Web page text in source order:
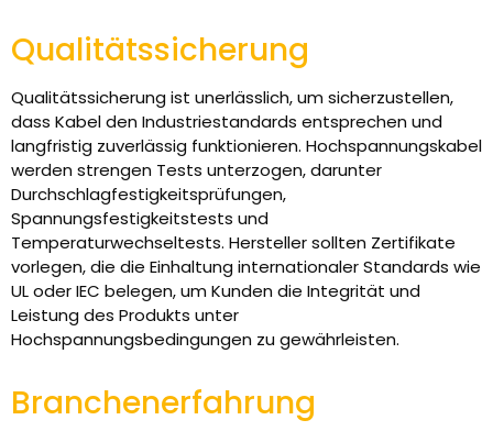
Qualitätssicherung
Qualitätssicherung ist unerlässlich, um sicherzustellen,
dass Kabel den Industriestandards entsprechen und
langfristig zuverlässig funktionieren. Hochspannungskabel
werden strengen Tests unterzogen, darunter
Durchschlagfestigkeitsprüfungen,
Spannungsfestigkeitstests und
Temperaturwechseltests. Hersteller sollten Zertifikate
vorlegen, die die Einhaltung internationaler Standards wie
UL oder IEC belegen, um Kunden die Integrität und
Leistung des Produkts unter
Hochspannungsbedingungen zu gewährleisten.
Branchenerfahrung